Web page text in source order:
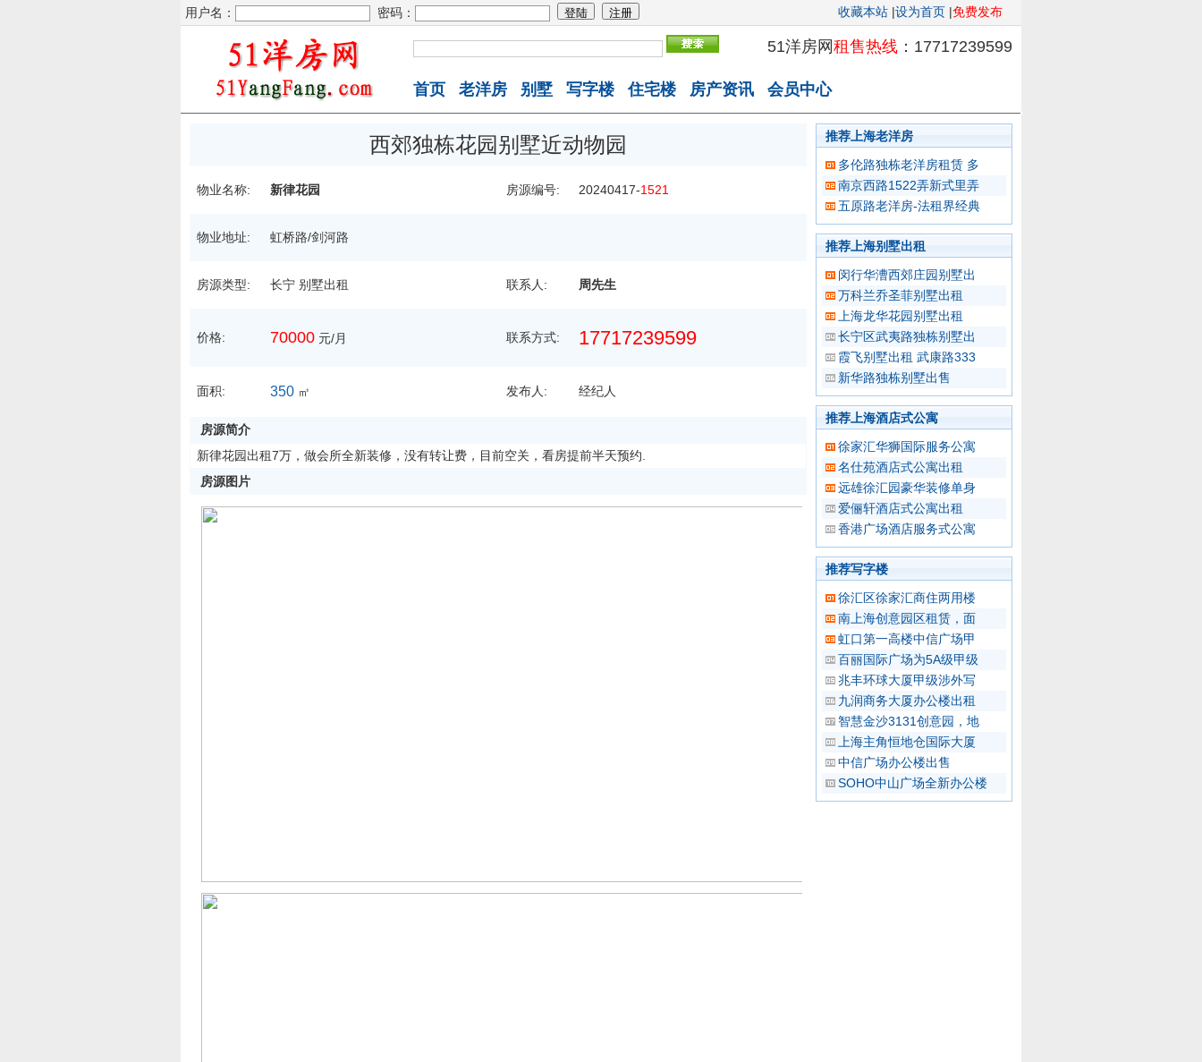
用户名： 密码： 收藏本站 |设为首页 |免费发布
51洋房网 租售热线 ：17717239599
首页 老洋房 别墅 写字楼 住宅楼 房产资讯 会员中心
西郊独栋花园别墅近动物园
物业名称: 新律花园 房源编号: 20240417-1521
物业地址: 虹桥路/剑河路
房源类型: 长宁 别墅出租 联系人: 周先生
价格: 70000 元/月 联系方式: 17717239599
面积: 350 ㎡ 发布人: 经纪人
房源简介
新律花园出租7万，做会所全新装修，没有转让费，目前空关，看房提前半天预约.
房源图片
推荐上海老洋房
多伦路独栋老洋房租赁 多
南京西路1522弄新式里弄
五原路老洋房-法租界经典
推荐上海别墅出租
闵行华漕西郊庄园别墅出
万科兰乔圣菲别墅出租
上海龙华花园别墅出租
长宁区武夷路独栋别墅出
霞飞别墅出租 武康路333
新华路独栋别墅出售
推荐上海酒店式公寓
徐家汇华狮国际服务公寓
名仕苑酒店式公寓出租
远雄徐汇园豪华装修单身
爱俪轩酒店式公寓出租
香港广场酒店服务式公寓
推荐写字楼
徐汇区徐家汇商住两用楼
南上海创意园区租赁，面
虹口第一高楼中信广场甲
百丽国际广场为5A级甲级
兆丰环球大厦甲级涉外写
九润商务大厦办公楼出租
智慧金沙3131创意园，地
上海主角恒地仓国际大厦
中信广场办公楼出售
SOHO中山广场全新办公楼